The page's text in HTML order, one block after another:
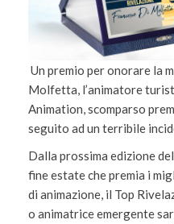
Un premio per onorare la
Molfetta, l’animatore
Animation, scomparso
seguito ad un terribile
Dalla prossima edizione
fine estate che premia i
di animazione, il Top
o animatrice emergente